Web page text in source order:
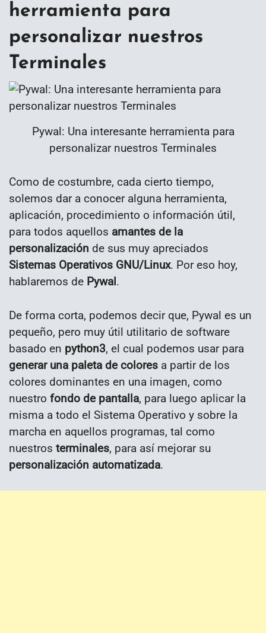
herramienta para
personalizar nuestros
Terminales
Pywal: Una interesante herramienta para
personalizar nuestros Terminales
Como de costumbre, cada cierto tiempo,
solemos dar a conocer alguna herramienta,
aplicación, procedimiento o información útil,
para todos aquellos amantes de la
personalización de sus muy apreciados
Sistemas Operativos GNU/Linux. Por eso hoy,
hablaremos de Pywal.
De forma corta, podemos decir que, Pywal es un
pequeño, pero muy útil utilitario de software
basado en python3, el cual podemos usar para
generar una paleta de colores a partir de los
colores dominantes en una imagen, como
nuestro fondo de pantalla, para luego aplicar la
misma a todo el Sistema Operativo y sobre la
marcha en aquellos programas, tal como
nuestros terminales, para así mejorar su
personalización automatizada.